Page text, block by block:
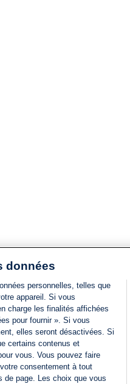
données
personnelles, telles que
appareil. Si vous
charge les finalités affichées
pour fournir ». Si vous
elles seront désactivées. Si
certains contenus et
vous. Vous pouvez faire
consentement à tout
de page. Les choix que vous